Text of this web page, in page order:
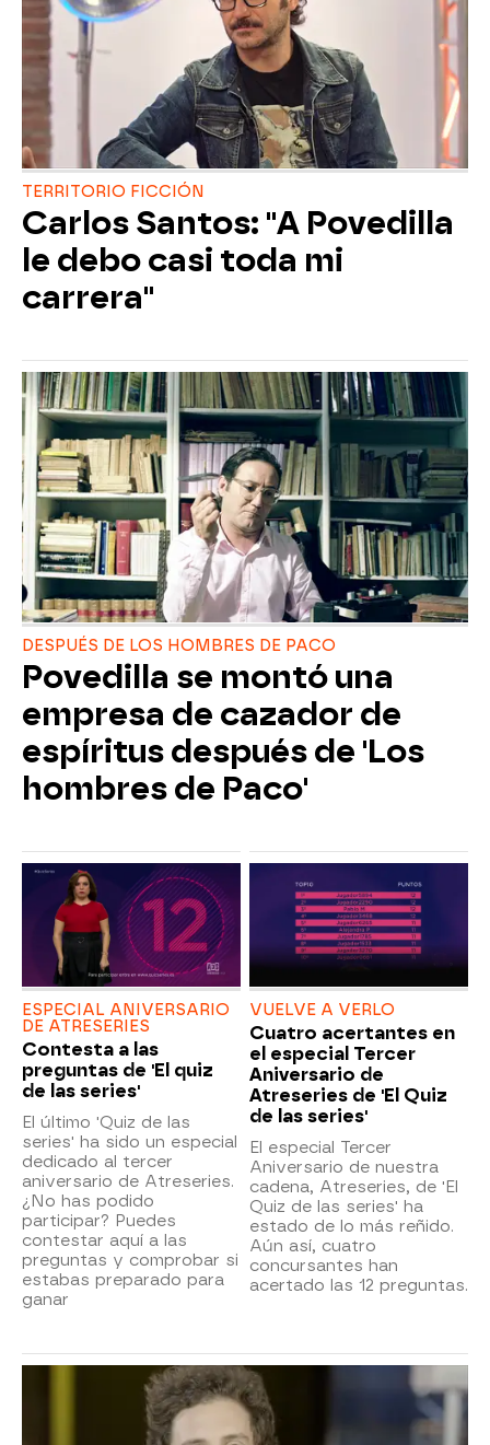
TERRITORIO FICCIÓN
Carlos Santos: "A Povedilla
le debo casi toda mi
carrera"
DESPUÉS DE LOS HOMBRES DE PACO
Povedilla se montó una
empresa de cazador de
espíritus después de 'Los
hombres de Paco'
ESPECIAL ANIVERSARIO
DE ATRESERIES
Contesta a las
preguntas de 'El quiz
de las series'
El último 'Quiz de las
series' ha sido un especial
dedicado al tercer
aniversario de Atreseries.
¿No has podido
participar? Puedes
contestar aquí a las
preguntas y comprobar si
estabas preparado para
ganar
VUELVE A VERLO
Cuatro acertantes en
el especial Tercer
Aniversario de
Atreseries de 'El Quiz
de las series'
El especial Tercer
Aniversario de nuestra
cadena, Atreseries, de 'El
Quiz de las series' ha
estado de lo más reñido.
Aún así, cuatro
concursantes han
acertado las 12 preguntas.